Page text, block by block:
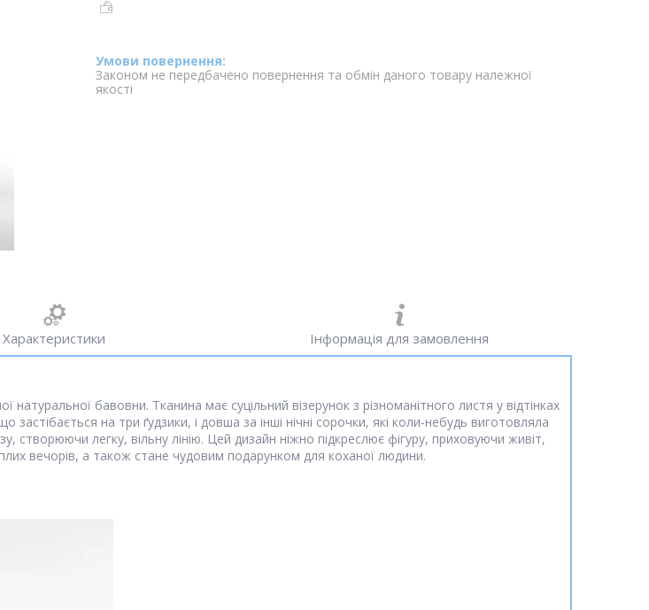
Законом не передбачено повернення та обмін даного товару належної
якості
Характеристики Інформація для замовлення
бавовни. Тканина має суцільний візерунок з різноманітного листя у відтінках
на три ґудзики, і довша за інші нічні сорочки, які коли-небудь виготовляла
легку, вільну лінію. Цей дизайн ніжно підкреслює фігуру, приховуючи живіт,
вечорів, а також стане чудовим подарунком для коханої людини.